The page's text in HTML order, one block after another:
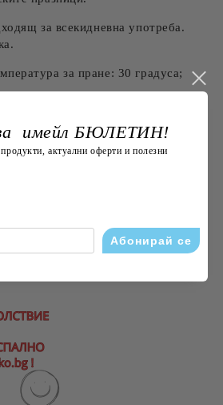
за всекидневна употреба.
за пране: 30 градуса;
Търси
за имейл БЮЛЕТИН!
актуални оферти и полезни